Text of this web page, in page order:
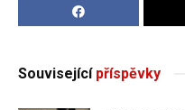
Souvisejícípříspěvky